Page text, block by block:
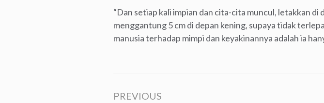
“Dan setiap kali impian dan cita-cita muncul, letakkan
menggantung 5 cm di depan kening, supaya tidak
manusia terhadap mimpi dan keyakinannya adalah ia
PREVIOUS